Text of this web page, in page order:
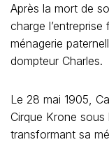
Après la mort de
charge
ménagerie
dompteur Charles.
Le 28 mai 1905,
Cirque Krone sous
transformant sa